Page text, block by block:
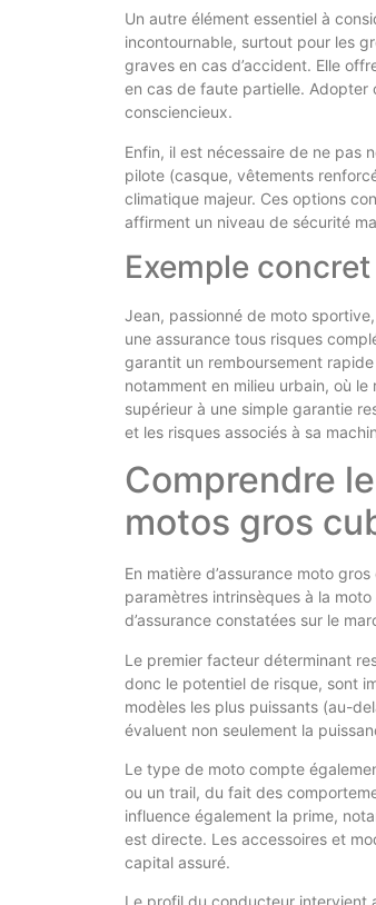
Un autre élément essentiel à
incontournable, surtout pour les
graves en cas d’accident. Elle
en cas de faute partielle.
consciencieux.
Enfin, il est nécessaire de ne pas
pilote (casque, vêtements
climatique majeur. Ces options
affirment un niveau de sécurité
Exemple
Jean, passionné de moto
une assurance tous risques
garantit un remboursement
notamment en milieu urbain, où
supérieur à une simple garantie
et les risques associés à sa
Comprendre
motos gros
En matière d’assurance moto
paramètres intrinsèques à la
d’assurance constatées sur le
Le premier facteur déterminant
donc le potentiel de risque, sont
modèles les plus puissants (au-
évaluent non seulement la
Le type de moto compte
ou un trail, du fait des
influence également la prime,
est directe. Les accessoires et
capital assuré.